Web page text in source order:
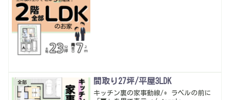
全部 間取り27坪/平屋3LDK
キッチン裏の家事動線/* ラベルの前に